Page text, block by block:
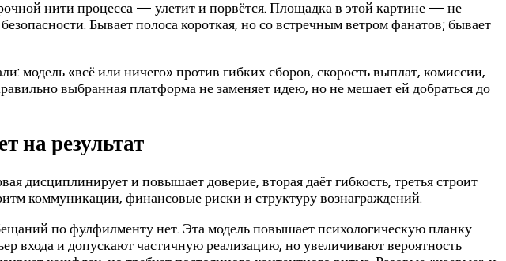
нити процесса — улетит и порвётся. Площадка в этой картине — не
Бывает полоса короткая, но со встречным ветром фанатов; бывает
модель «всё или ничего» против гибких сборов, скорость выплат, комиссии,
выбранная платформа не заменяет идею, но не мешает ей добраться до
на результат
дисциплинирует и повышает доверие, вторая даёт гибкость, третья строит
коммуникации, финансовые риски и структуру вознаграждений.
по фулфилменту нет. Эта модель повышает психологическую планку
входа и допускают частичную реализацию, но увеличивают вероятность